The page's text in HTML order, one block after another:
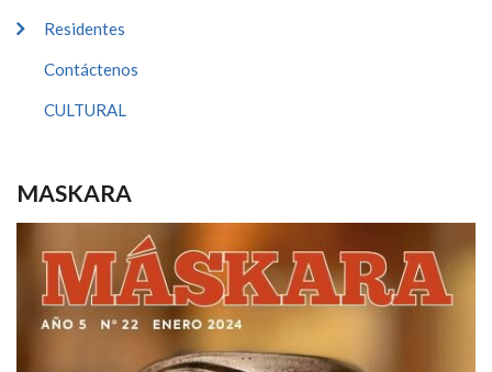
Residentes
Contáctenos
CULTURAL
MASKARA